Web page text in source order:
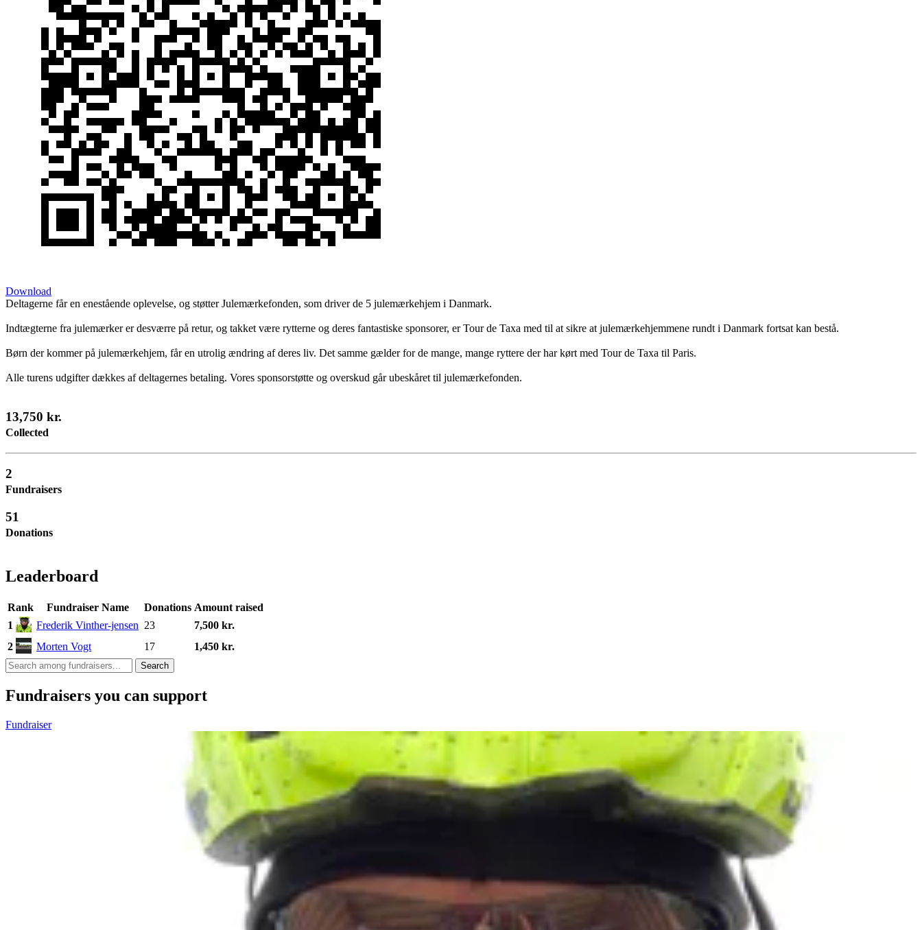
Download
Deltagerne får en enestående oplevelse, og støtter Julemærkefonden, som driver de 5 julemærkehjem i Danmark.
Indtægterne fra julemærker er desværre på retur, og takket være rytterne og deres fantastiske sponsorer, er Tour de Taxa med til at sikre at julemærkehjemmene rundt i Danmark fortsat kan bestå.
Børn der kommer på julemærkehjem, får en utrolig ændring af deres liv. Det samme gælder for de mange, mange ryttere der har kørt med Tour de Taxa til Paris.
Alle turens udgifter dækkes af deltagernes betaling. Vores sponsorstøtte og overskud går ubeskåret til julemærkefonden.
13,750 kr.
Collected
2
Fundraisers
51
Donations
Leaderboard
Rank Fundraiser Name Donations Amount raised
1
Frederik Vinther-jensen 23
7,500 kr.
2
Morten Vogt 17 1,450 kr.
Search
Fundraisers you can support
Fundraiser